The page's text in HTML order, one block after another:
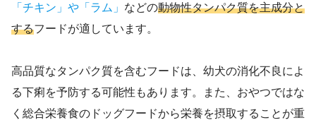
「チキン」や「ラム」 などの動物性タンパク質を主成分と
するフードが適しています。
高品質なタンパク質を含むフードは、幼犬の消化不良によ
る下痢を予防する可能性もあります。また、おやつではな
く総合栄養食のドッグフードから栄養を摂取することが重